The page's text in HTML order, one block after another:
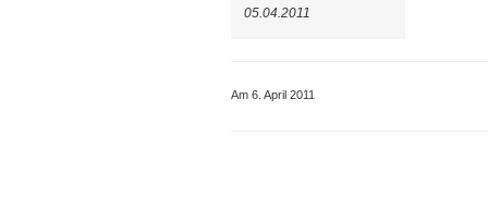
05.04.2011
Am 6. April 2011